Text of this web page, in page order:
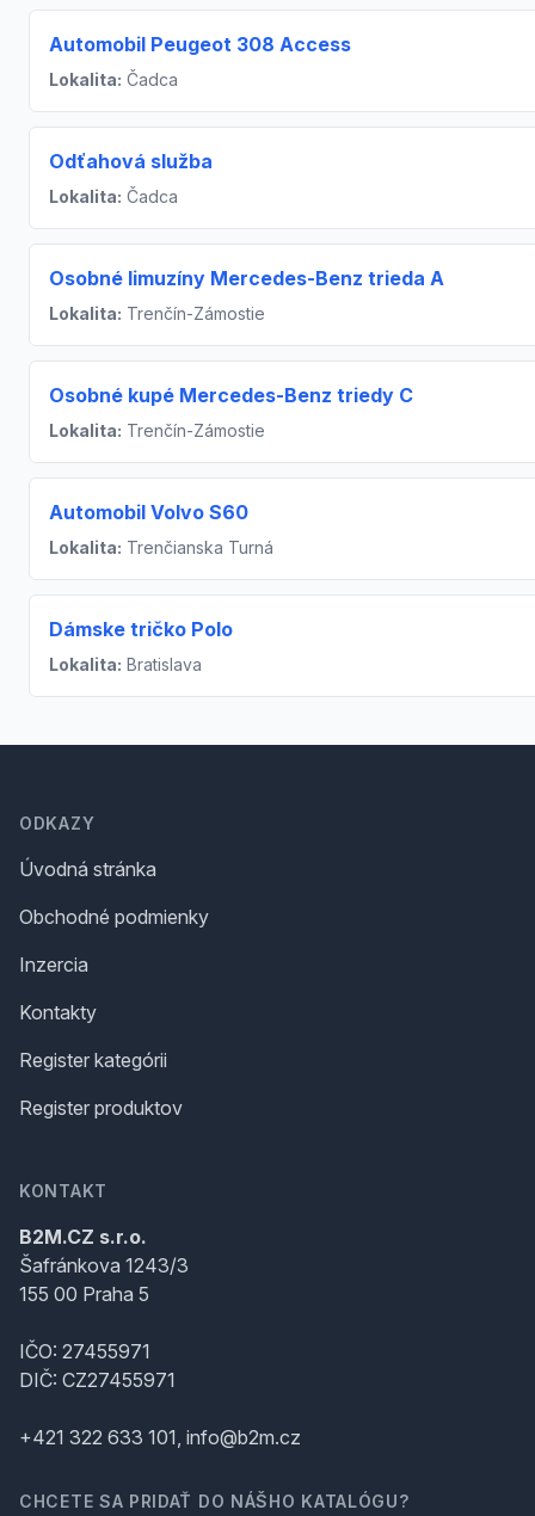
Automobil Peugeot 308 Access
Lokalita: Čadca
Odťahová služba
Lokalita: Čadca
Osobné limuzíny Mercedes-Benz trieda A
Lokalita: Trenčín-Zámostie
Osobné kupé Mercedes-Benz triedy C
Lokalita: Trenčín-Zámostie
Automobil Volvo S60
Lokalita: Trenčianska Turná
Dámske tričko Polo
Lokalita: Bratislava
ODKAZY
Úvodná stránka
Obchodné podmienky
Inzercia
Kontakty
Register kategórii
Register produktov
KONTAKT
B2M.CZ s.r.o.
Šafránkova 1243/3
155 00 Praha 5
IČO: 27455971
DIČ: CZ27455971
+421 322 633 101, info@b2m.cz
CHCETE SA PRIDAŤ DO NÁŠHO KATALÓGU?